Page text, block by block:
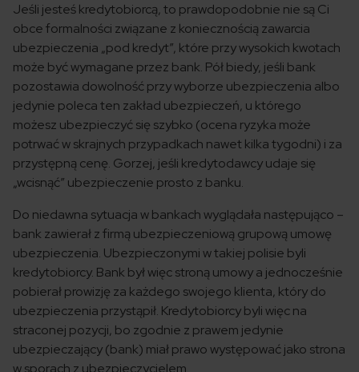
Jeśli jesteś kredytobiorcą, to prawdopodobnie nie są Ci
obce formalności związane z koniecznością zawarcia
ubezpieczenia „pod kredyt”, które przy wysokich kwotach
może być wymagane przez bank. Pół biedy, jeśli bank
pozostawia dowolność przy wyborze ubezpieczenia albo
jedynie poleca ten zakład ubezpieczeń, u którego
możesz ubezpieczyć się szybko (ocena ryzyka może
potrwać w skrajnych przypadkach nawet kilka tygodni) i za
przystępną cenę. Gorzej, jeśli kredytodawcy udaje się
„wcisnąć” ubezpieczenie prosto z banku.
Do niedawna sytuacja w bankach wyglądała następująco –
bank zawierał z firmą ubezpieczeniową grupową umowę
ubezpieczenia. Ubezpieczonymi w takiej polisie byli
kredytobiorcy. Bank był więc stroną umowy a jednocześnie
pobierał prowizję za każdego swojego klienta, który do
ubezpieczenia przystąpił. Kredytobiorcy byli więc na
straconej pozycji, bo zgodnie z prawem jedynie
ubezpieczający (bank) miał prawo występować jako strona